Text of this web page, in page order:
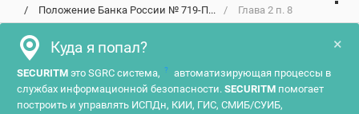
Положение Банка России № 719-П...
Глава 2 п. 8
×
Куда я попал?
SECURITM это SGRC система, ?
автоматизирующая процессы в
службах информационной безопасности. SECURITM помогает
построить и управлять ИСПДн, КИИ, ГИС, СМИБ/СУИБ,